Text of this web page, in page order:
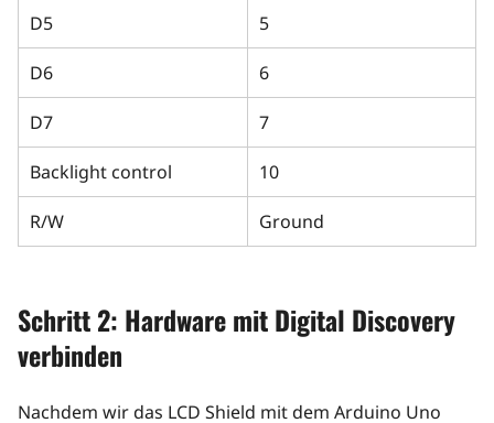
D5 5
D6 6
D7 7
Backlight control 10
R/W Ground
Schritt 2: Hardware mit Digital Discovery
verbinden
Nachdem wir das LCD Shield mit dem Arduino Uno